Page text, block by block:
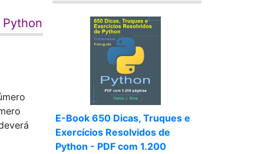
E-Book 650 Dicas, Truques e
Exercícios Resolvidos de
Python - PDF com 1.200